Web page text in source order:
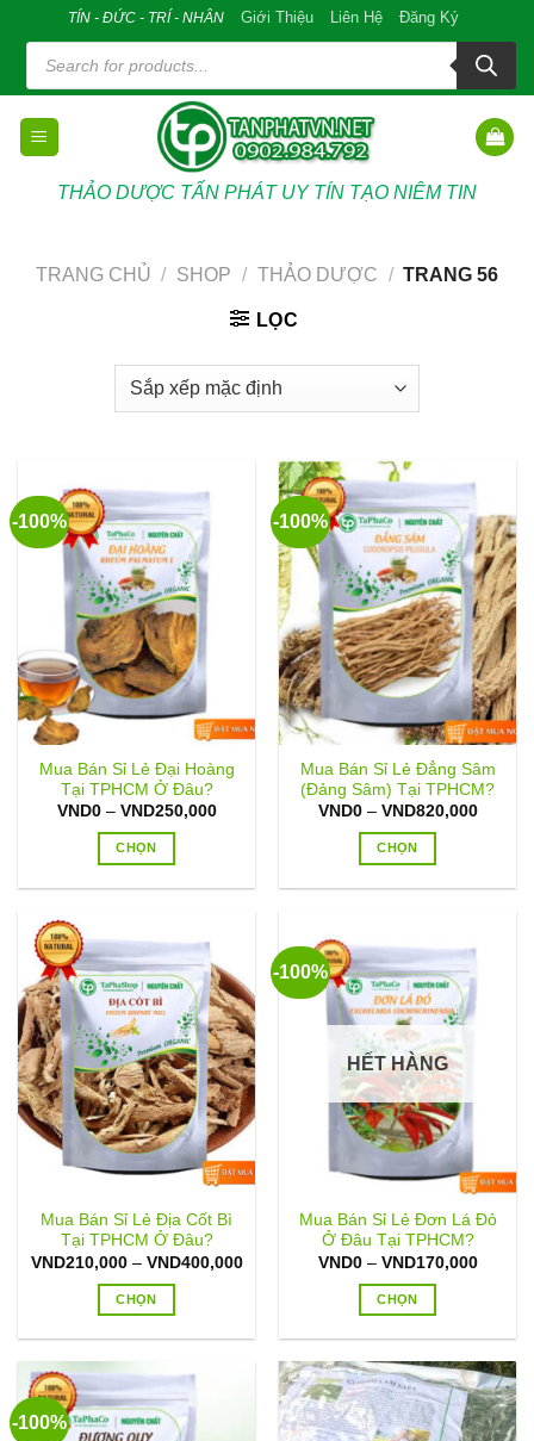
content
TÍN - ĐỨC - TRÍ - NHÂN Giới Thiệu Liên Hệ Đăng Ký
Tìm
kiếm
sản
phẩm
THẢO DƯỢC TẤN PHÁT UY TÍN TẠO NIÊM TIN
TRANG CHỦ / SHOP / THẢO DƯỢC / TRANG 56
LỌC
-100%
Mua Bán Sỉ Lẻ Đại Hoàng
Tại TPHCM Ở Đâu?
VND0 – VND250,000Khoảng
VND250,000
CHỌN
nhiều
biến
thể.
Các
tùy
chọn
có
thể
được
trên
trang
phẩm
-100%
Mua Bán Sỉ Lẻ Đẳng Sâm
(Đảng Sâm) Tại TPHCM?
VND0 – VND820,000Khoảng
CHỌN
có
nhiều
biến
thể.
Các
tùy
chọn
có
thể
được
trên
trang
phẩm
Mua Bán Sỉ Lẻ Địa Cốt Bì
Tại TPHCM Ở Đâu?
VND210,000 – VND400,000Khoảng
VND400,000
CHỌN
này
có
nhiều
-100%
HẾT HÀNG
Mua Bán Sỉ Lẻ Đơn Lá Đỏ
Ở Đâu Tại TPHCM?
VND0 – VND170,000Khoảng
CHỌN
này
có
nhiều
-100%